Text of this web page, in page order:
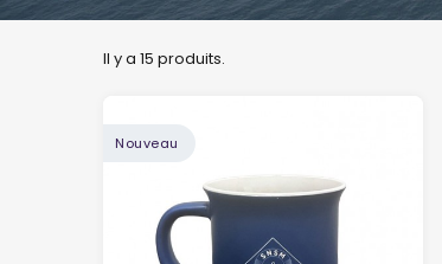
Il y a 15 produits.
Nouveau